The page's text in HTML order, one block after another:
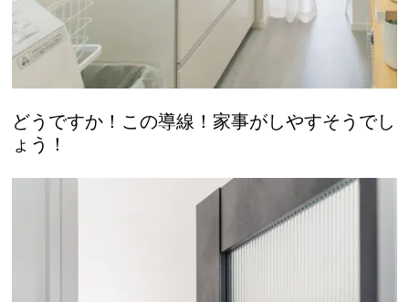
どうですか！この導線！ 家事がしやすそうでし
ょう！